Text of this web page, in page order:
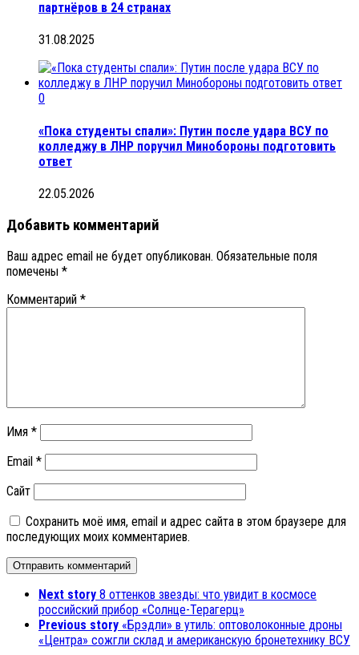
партнёров в 24 странах
31.08.2025
0
«Пока студенты спали»: Путин после удара ВСУ по
колледжу в ЛНР поручил Минобороны подготовить
ответ
22.05.2026
Добавить комментарий
Ваш адрес email не будет опубликован. Обязательные поля
помечены *
Комментарий *
Имя *
Email *
Сайт
Сохранить моё имя, email и адрес сайта в этом браузере для
последующих моих комментариев.
Next story 8 оттенков звезды: что увидит в космосе
российский прибор «Солнце-Терагерц»
Previous story «Брэдли» в утиль: оптоволоконные дроны
«Центра» сожгли склад и американскую бронетехнику ВСУ